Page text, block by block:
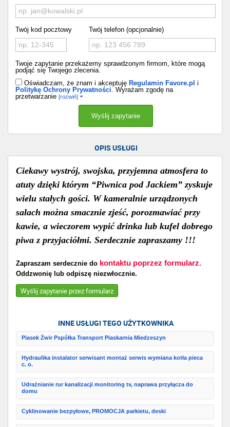
Twój kod pocztowy Twój telefon (opcjonalnie)
Twoje zapytanie przekażemy sprawdzonym firmom, które mogą
podjąć się Twojego zlecenia.
Oświadczam, że znam i akceptuję Regulamin Favore.pl i
Politykę Ochrony Prywatności . Wyrażam zgodę na
przetwarzanie [rozwiń]
OPIS USŁUGI
Ciekawy wystrój, swojska, przyjemna atmosfera to
atuty dzięki którym “Piwnica pod Jackiem” zyskuje
wielu stałych gości. W kameralnie urządzonych
salach można smacznie zjeść, porozmawiać przy
kawie, a wieczorem wypić drinka lub kufel dobrego
piwa z przyjaciółmi. Serdecznie zapraszamy !!!
Zapraszam serdecznie do kontaktu poprzez formularz.
Oddzwonię lub odpiszę niezwłocznie.
Wyślij zapytanie przez formularz
INNE USŁUGI TEGO UŻYTKOWNIKA
Piasek Żwir Pspółka Transport Piaskarnia Miedzeszyn
Hydraulika instalator serwisant montaż serwis wymiana kotła pieca
c. o.
Udrażnianie rur kanalizacji monitoring tv, naprawa przyłącza do
domu
Cyklinowanie bezpyłowe, PROMOCJA parkietu, deski